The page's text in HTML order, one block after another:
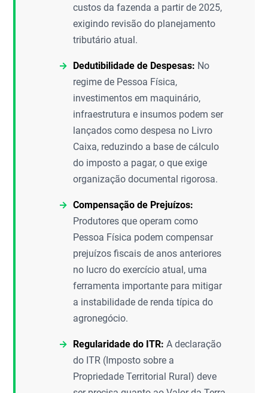
custos da fazenda a partir de 2025,
exigindo revisão do planejamento
tributário atual.
Dedutibilidade de Despesas: No
regime de Pessoa Física,
investimentos em maquinário,
infraestrutura e insumos podem ser
lançados como despesa no Livro
Caixa, reduzindo a base de cálculo
do imposto a pagar, o que exige
organização documental rigorosa.
Compensação de Prejuízos:
Produtores que operam como
Pessoa Física podem compensar
prejuízos fiscais de anos anteriores
no lucro do exercício atual, uma
ferramenta importante para mitigar
a instabilidade de renda típica do
agronegócio.
Regularidade do ITR: A declaração
do ITR (Imposto sobre a
Propriedade Territorial Rural) deve